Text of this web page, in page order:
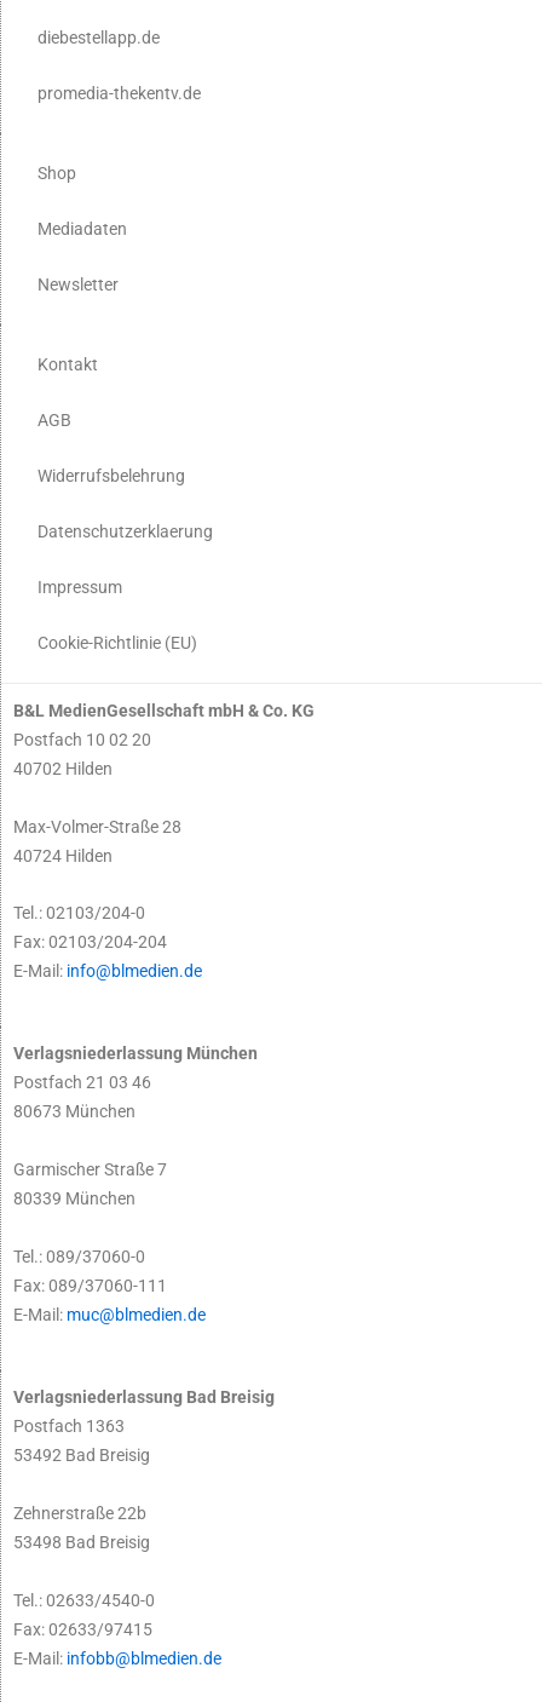
diebestellapp.de
promedia-thekentv.de
Shop
Mediadaten
Newsletter
Kontakt
AGB
Widerrufsbelehrung
Datenschutzerklaerung
Impressum
Cookie-Richtlinie (EU)
B&L MedienGesellschaft mbH & Co. KG
Postfach 10 02 20
40702 Hilden
Max-Volmer-Straße 28
40724 Hilden
Tel.: 02103/204-0
Fax: 02103/204-204
E-Mail: info@blmedien.de
Verlagsniederlassung München
Postfach 21 03 46
80673 München
Garmischer Straße 7
80339 München
Tel.: 089/37060-0
Fax: 089/37060-111
E-Mail: muc@blmedien.de
Verlagsniederlassung Bad Breisig
Postfach 1363
53492 Bad Breisig
Zehnerstraße 22b
53498 Bad Breisig
Tel.: 02633/4540-0
Fax: 02633/97415
E-Mail: infobb@blmedien.de